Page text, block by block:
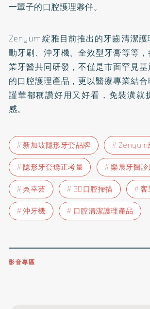
一輩子的口腔護理夥伴。
Zenyum綻雅目前推出的牙齒清潔
動牙刷、沖牙機、全效型牙膏等等
業牙醫共同研發，不僅是市面罕見
的口腔護理產品，更以醫療專業結
謹華都稱讚好用又好看，免裝潢就
感。
新加坡隱形牙套品牌
Zenyum
隱形牙套矯正考量
樂晨牙醫
吳幸芸
3D口腔掃描
客
沖牙機
口腔清潔護理產品
影音專區